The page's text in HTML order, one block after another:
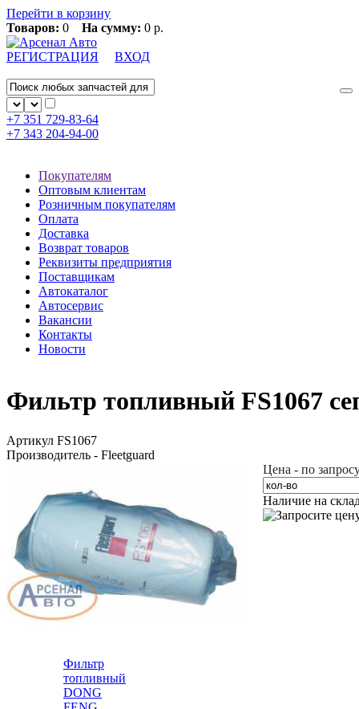
Перейти в корзину
Товаров: 0 На сумму: 0 р.
РЕГИСТРАЦИЯ ВХОД
+7 351 729-83-64
+7 343 204-94-00
Покупателям
Оптовым клиентам
Розничным покупателям
Оплата
Доставка
Возврат товаров
Реквизиты предприятия
Поставщикам
Автокаталог
Автосервис
Вакансии
Контакты
Новости
Фильтр топливный FS1067
Артикул FS1067
Производитель - Fleetguard
Цена - по
Наличие на
Фильтр
топливный
DONG